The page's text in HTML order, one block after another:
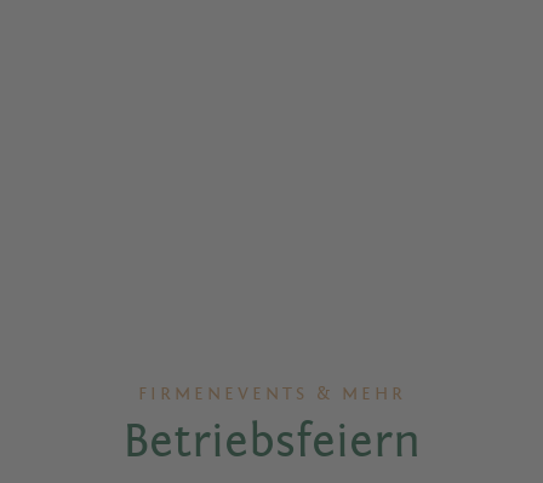
FIRMENEVENTS & MEHR
Betriebsfeiern